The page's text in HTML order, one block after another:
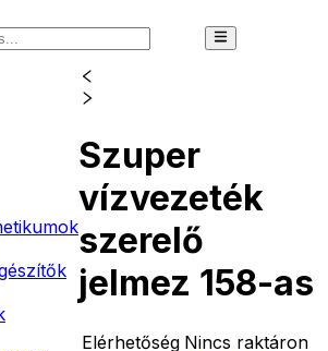
Szuper
vízvezeték
szerelő
jelmez 158-as
Elérhetőség Nincs raktáron